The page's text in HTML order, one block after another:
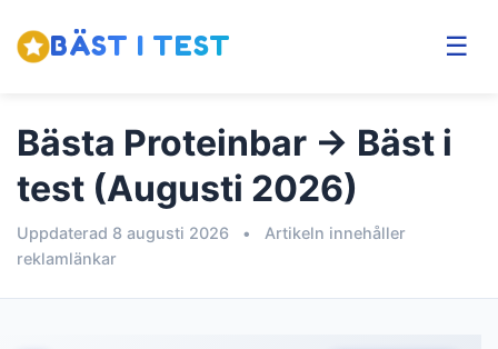
BÄST I TEST ☰
Bästa Proteinbar → Bäst i
test (Augusti 2026)
Uppdaterad 8 augusti 2026 •
Artikeln innehåller
reklamlänkar